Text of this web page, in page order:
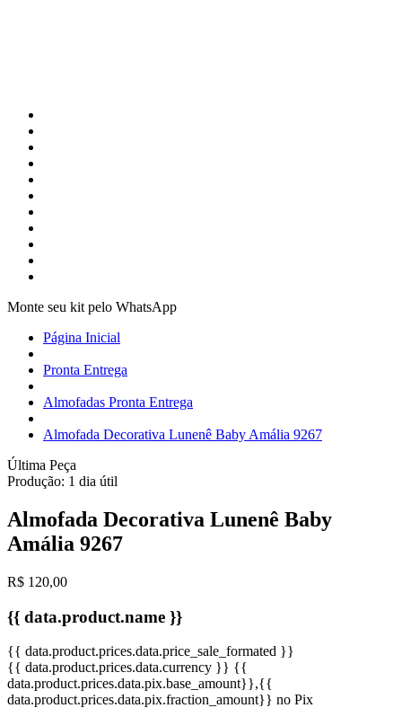
Monte seu kit pelo WhatsApp
Página Inicial
Pronta Entrega
Almofadas Pronta Entrega
Almofada Decorativa Lunenê Baby Amália 9267
Última Peça
Produção: 1 dia útil
Almofada Decorativa Lunenê Baby
Amália 9267
R$ 120,00
{{ data.product.name }}
{{ data.product.prices.data.price_sale_formated }}
{{ data.product.prices.data.currency }} {{
data.product.prices.data.pix.base_amount}},{{
data.product.prices.data.pix.fraction_amount}} no Pix